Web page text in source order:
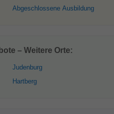
Abgeschlossene Ausbildung
– Weitere Orte:
Judenburg
Hartberg